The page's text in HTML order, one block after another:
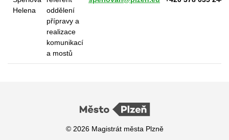
Helena
oddělení
přípravy a
realizace
komunikací
a mostů
© 2026 Magistrát města Plzně